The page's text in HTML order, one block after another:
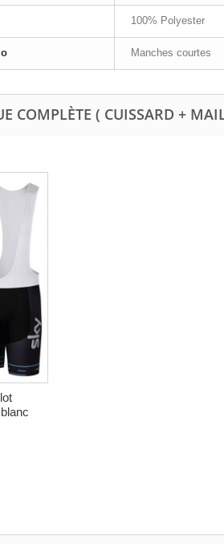
100% Polyester
Manches courtes
COMPLÈTE ( CUISSARD +